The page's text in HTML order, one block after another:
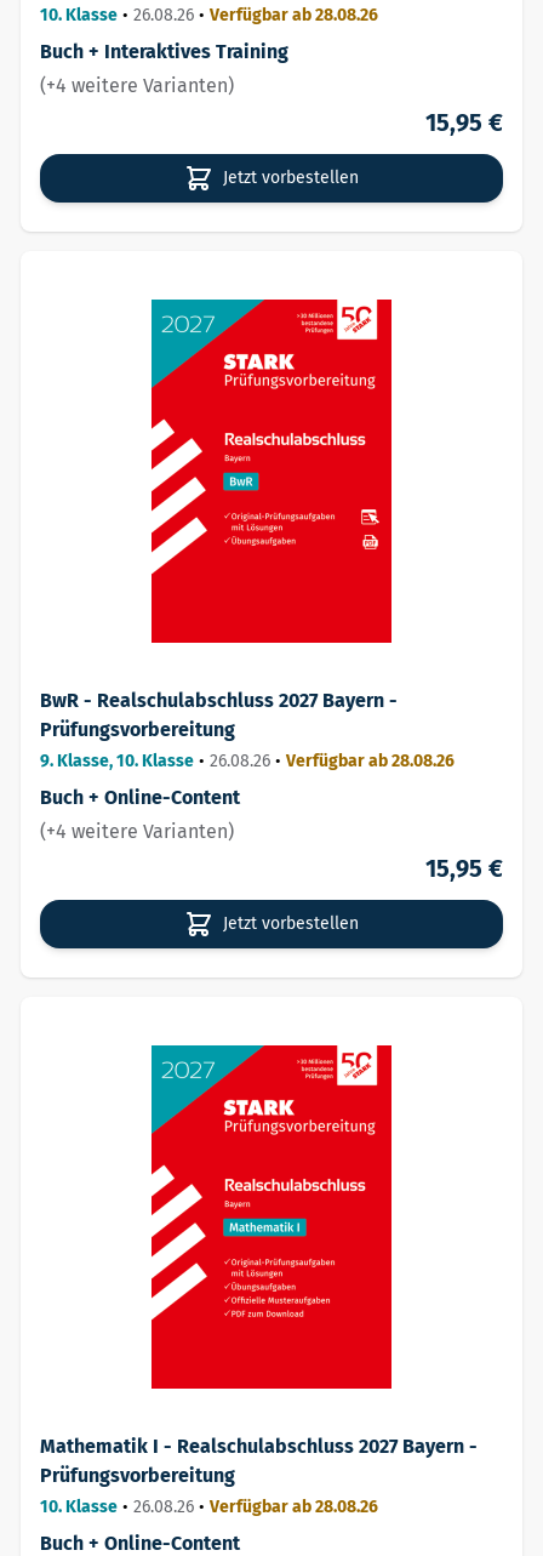
10. Klasse • 26.08.26 • Verfügbar ab 28.08.26
Buch + Interaktives Training
(+4 weitere Varianten)
15,95 €
Jetzt vorbestellen
BwR - Realschulabschluss 2027 Bayern -
Prüfungsvorbereitung
9. Klasse, 10. Klasse • 26.08.26 • Verfügbar ab 28.08.26
Buch + Online-Content
(+4 weitere Varianten)
15,95 €
Jetzt vorbestellen
Mathematik I - Realschulabschluss 2027 Bayern -
Prüfungsvorbereitung
10. Klasse • 26.08.26 • Verfügbar ab 28.08.26
Buch + Online-Content